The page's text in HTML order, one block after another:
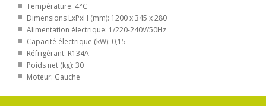
Température: 4°C
Dimensions LxPxH (mm): 1200 x 345 x 280
Alimentation électrique: 1/220-240V/50Hz
Capacité électrique (kW): 0,15
Réfrigérant: R134A
Poids net (kg): 30
Moteur: Gauche